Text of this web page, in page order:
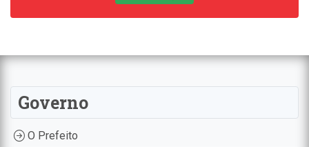
Governo
O Prefeito